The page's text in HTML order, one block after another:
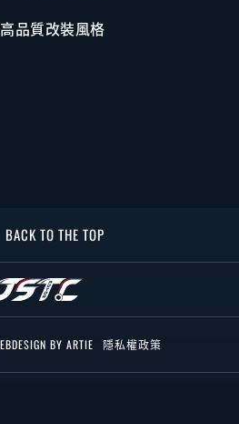
品質改裝風格
BACK TO THE TOP
BY ARTIE 隱私權政策